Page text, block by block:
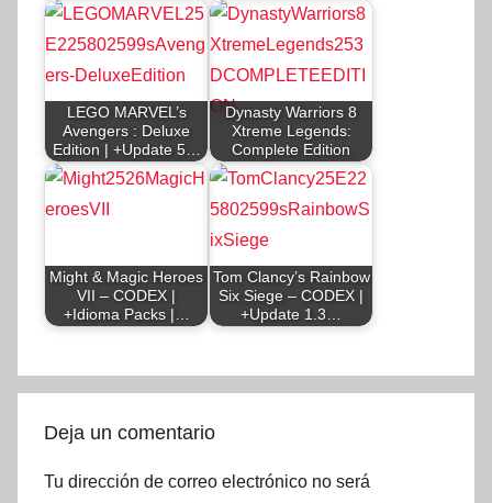
LEGO MARVEL’s
Avengers : Deluxe
Edition | +Update 5…
Dynasty Warriors 8
Xtreme Legends:
Complete Edition
Might & Magic Heroes
VII – CODEX |
+Idioma Packs |…
Tom Clancy’s Rainbow
Six Siege – CODEX |
+Update 1.3…
Deja un comentario
Tu dirección de correo electrónico no será